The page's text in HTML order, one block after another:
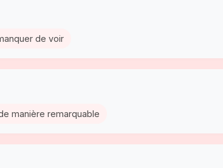
de voir
manière remarquable